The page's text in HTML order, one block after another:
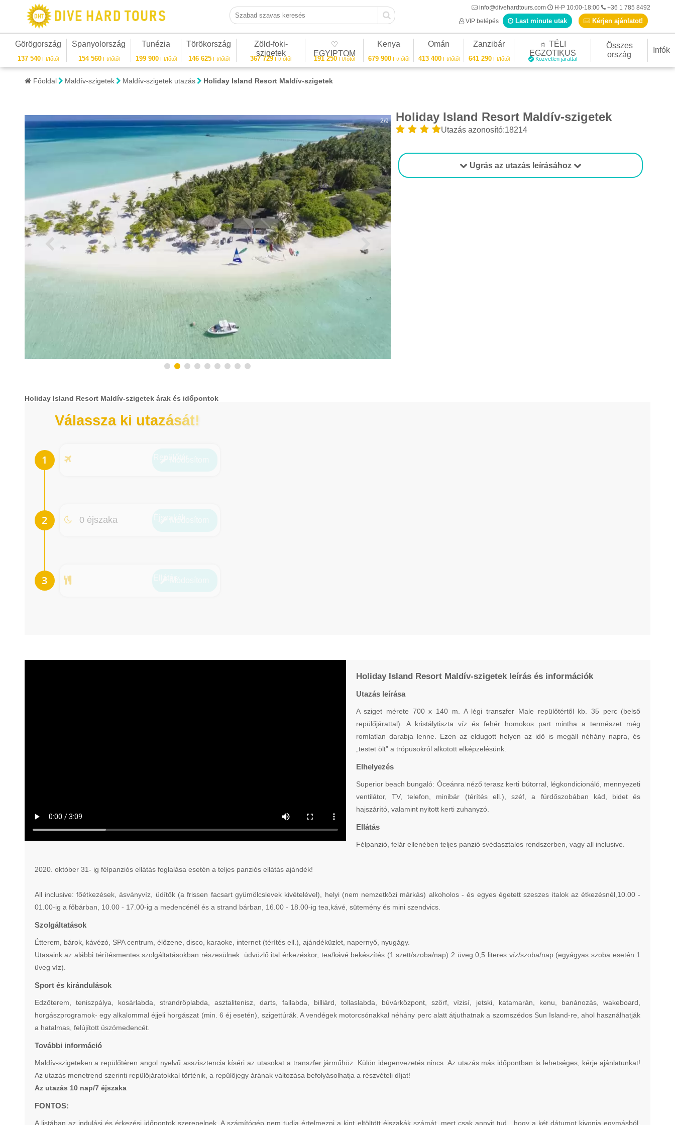
Szabad szavas keresés
info@divehardtours.com H-P 10:00-18:00
+36 1 785 8492
VIP belépés
Last minute utak Kérjen ajánlatot!
Görögország
137 540 Ft/főtől
Spanyolország
154 560Ft/főtől
Tunézia
199 900Ft/főtől
Törökország
146 625Ft/főtől
Zöld-foki-
szigetek
367 729 Ft/főtől
♡
EGYIPTOM
191 250Ft/főtől
Kenya
679 900Ft/főtől
Omán
413 400Ft/főtől
Zanzibár
641 290Ft/főtől
☼ TÉLI
EGZOTIKUS
Közvetlen járattal
Összes
ország
Infók
Főoldal Maldív-szigetek Maldív-szigetek utazás Holiday Island Resort Maldív-szigetek
Holiday Island Resort Maldív-szigetek
Utazás azonosító:18214
Ugrás az utazás leírásához
2/9
Holiday Island Resort Maldív-szigetek árak és időpontok
Válassza ki utazását!
0 éjszaka
Holiday Island Resort Maldív-szigetek leírás és információk
Utazás leírása
A sziget mérete 700 x 140 m. A légi transzfer Male repülőtértől kb. 35 perc (belső
repülőjárattal). A kristálytiszta víz és fehér homokos part mintha a természet még
romlatlan darabja lenne. Ezen az eldugott helyen az idő is megáll néhány napra, és
„testet ölt” a trópusokról alkotott elképzelésünk.
Elhelyezés
Superior beach bungaló: Óceánra néző terasz kerti bútorral, légkondicionáló, mennyezeti
ventilátor, TV, telefon, minibár (térítés ell.), széf, a fürdőszobában kád, bidet és
hajszárító, valamint nyitott kerti zuhanyzó.
Ellátás
Félpanzió, felár ellenében teljes panzió svédasztalos rendszerben, vagy all inclusive.
2020. október 31- ig félpanziós ellátás foglalása esetén a teljes panziós ellátás ajándék!
All inclusive: főétkezések, ásványvíz, üdítők (a frissen facsart gyümölcslevek kivételével), helyi (nem nemzetközi márkás) alkoholos - és egyes égetett szeszes italok az étkezésnél,10.00 -
01.00-ig a főbárban, 10.00 - 17.00-ig a medencénél és a strand bárban, 16.00 - 18.00-ig tea,kávé, sütemény és mini szendvics.
Szolgáltatások
Étterem, bárok, kávézó, SPA centrum, élőzene, disco, karaoke, internet (térítés ell.), ajándéküzlet, napernyő, nyugágy.
Utasaink az alábbi térítésmentes szolgáltatásokban részesülnek: üdvözlő ital érkezéskor, tea/kávé bekészítés (1 szett/szoba/nap) 2 üveg 0,5 literes víz/szoba/nap (egyágyas szoba esetén 1
üveg víz).
Sport és kirándulások
Edzőterem, teniszpálya, kosárlabda, strandröplabda, asztalitenisz, darts, fallabda, billiárd, tollaslabda, búvárközpont, szörf, vízisí, jetski, katamarán, kenu, banánozás, wakeboard,
horgászprogramok- egy alkalommal éjjeli horgászat (min. 6 éj esetén), szigettúrák. A vendégek motorcsónakkal néhány perc alatt átjuthatnak a szomszédos Sun Island-re, ahol használhatják
a hatalmas, felújított úszómedencét.
További információ
Maldív-szigeteken a repülőtéren angol nyelvű asszisztencia kíséri az utasokat a transzfer járműhöz. Külön idegenvezetés nincs. Az utazás más időpontban is lehetséges, kérje ajánlatunkat!
Az utazás menetrend szerinti repülőjáratokkal történik, a repülőjegy árának változása befolyásolhatja a részvételi díjat!
Az utazás 10 nap/7 éjszaka
FONTOS:
A listában az indulási és érkezési időpontok szerepelnek. A számítógép nem tudja értelmezni a kint eltöltött éjszakák számát, mert csak annyit tud , hogy a két dátumot kivonja egymásból.